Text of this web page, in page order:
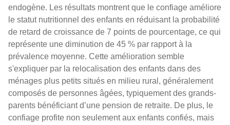
endogène. Les résultats montrent que le confiage améliore
le statut nutritionnel des enfants en réduisant la probabilité
de retard de croissance de 7 points de pourcentage, ce qui
représente une diminution de 45 % par rapport à la
prévalence moyenne. Cette amélioration semble
s'expliquer par la relocalisation des enfants dans des
ménages plus petits situés en milieu rural, généralement
composés de personnes âgées, typiquement des grands-
parents bénéficiant d’une pension de retraite. De plus, le
confiage profite non seulement aux enfants confiés, mais